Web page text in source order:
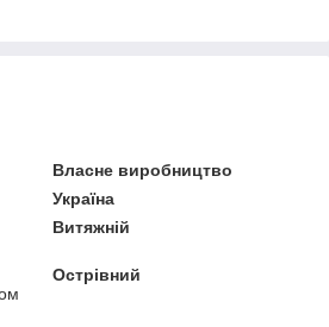
Власне виробництво
Україна
Витяжній
Острівний